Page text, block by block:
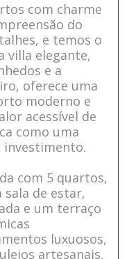
com charme
do
e temos o
villa elegante,
e a
oferece uma
moderno e
acessível de
como uma
investimento.
com 5 quartos,
de estar,
e um terraço
luxuosos,
artesanais,